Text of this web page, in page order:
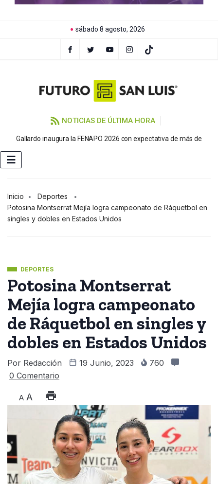
sábado 8 agosto, 2026
NOTICIAS DE ÚLTIMA HORA
Gallardo inaugura la FENAPO 2026 con expectativa de más de
Inicio
Deportes
Potosina Montserrat Mejía logra campeonato de Ráquetbol en
singles y dobles en Estados Unidos
DEPORTES
Potosina Montserrat
Mejía logra campeonato
de Ráquetbol en singles y
dobles en Estados Unidos
Por Redacción 19 Junio, 2023
760
0 Comentario
A A